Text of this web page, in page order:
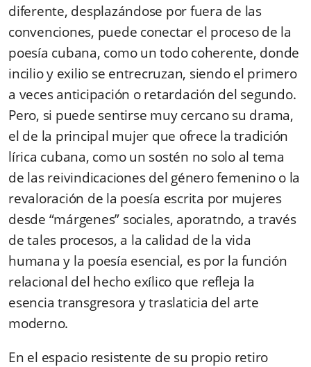
diferente, desplazándose por fuera de las
convenciones, puede conectar el proceso de la
poesía cubana, como un todo coherente, donde
incilio y exilio se entrecruzan, siendo el primero
a veces anticipación o retardación del segundo.
Pero, si puede sentirse muy cercano su drama,
el de la principal mujer que ofrece la tradición
lírica cubana, como un sostén no solo al tema
de las reivindicaciones del género femenino o la
revaloración de la poesía escrita por mujeres
desde “márgenes” sociales, aporatndo, a través
de tales procesos, a la calidad de la vida
humana y la poesía esencial, es por la función
relacional del hecho exílico que refleja la
esencia transgresora y traslaticia del arte
moderno.
En el espacio resistente de su propio retiro